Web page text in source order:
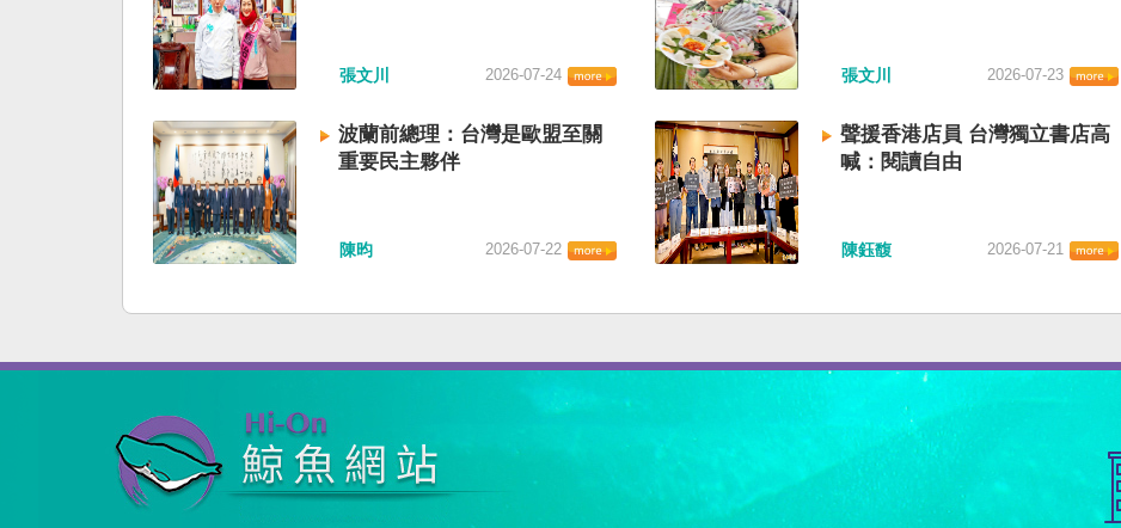
張文川 2026-07-24 張文川 2026-07-23
波蘭前總理：台灣是歐盟至關
重要民主夥伴
陳昀 2026-07-22
聲援香港店員 台灣獨立書店高
喊：閱讀自由
陳鈺馥 2026-07-21